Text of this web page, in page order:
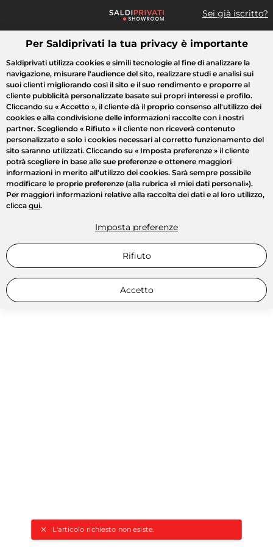
Sei già iscritto?
Cosa cerchi?
L'articolo richiesto non esiste.
Tutte le vendite Moda Casa Bellezza Elettrodomestici
Per Saldiprivati la tua privacy è importante
Saldiprivati utilizza cookies e simili tecnologie al fine di analizzare la
navigazione, misurare l'audience del sito, realizzare studi e analisi sui
suoi clienti migliorando così il sito e il suo rendimento e proporre al
cliente pubblicità personalizzate basate sui propri interessi e profilo.
Cliccando su « Accetto », il cliente dà il proprio consenso all'utilizzo dei
cookies e alla condivisione delle informazioni raccolte con i nostri
partner. Scegliendo « Rifiuto » il cliente non riceverà contenuto
personalizzato e solo i cookies necessari al corretto funzionamento del
sito saranno utilizzati. Cliccando su « Imposta preferenze » il cliente
potrà scegliere in base alle sue preferenze e ottenere maggiori
informazioni in merito all'utilizzo dei cookies. Sarà sempre possibile
modificare le proprie preferenze (alla rubrica «I miei dati personali»).
Per maggiori informazioni relative alla raccolta dei dati e al loro utilizzo,
clicca qui.
Imposta preferenze
Rifiuto
Accetto